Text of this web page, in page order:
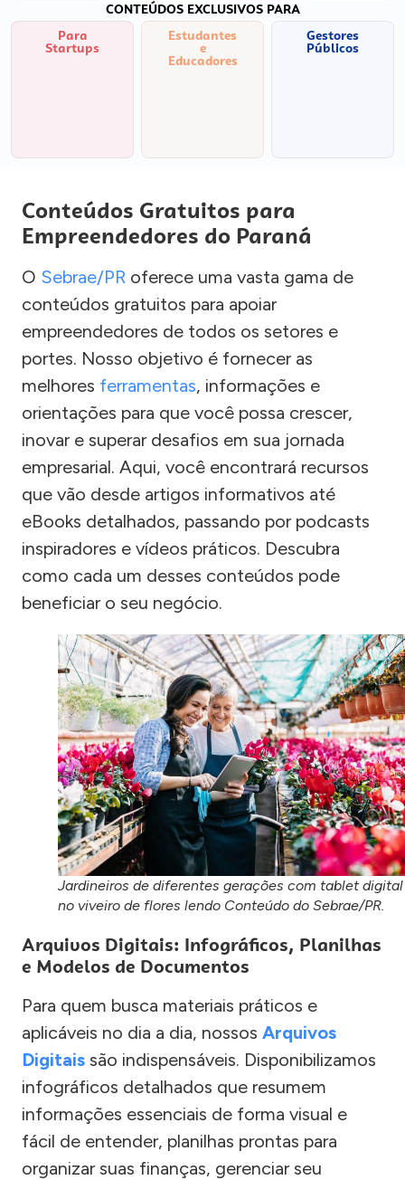
CONTEÚDOS EXCLUSIVOS PARA
Para
Startups
Estudantes
e
Educadores
Gestores
Públicos
Conteúdos Gratuitos para
Empreendedores do Paraná
O Sebrae/PR oferece uma vasta gama de
conteúdos gratuitos para apoiar
empreendedores de todos os setores e
portes. Nosso objetivo é fornecer as
melhores ferramentas, informações e
orientações para que você possa crescer,
inovar e superar desafios em sua jornada
empresarial. Aqui, você encontrará recursos
que vão desde artigos informativos até
eBooks detalhados, passando por podcasts
inspiradores e vídeos práticos. Descubra
como cada um desses conteúdos pode
beneficiar o seu negócio.
Jardineiros de diferentes gerações com tablet digital
no viveiro de flores lendo Conteúdo do Sebrae/PR.
Arquivos Digitais: Infográficos, Planilhas
e Modelos de Documentos
Para quem busca materiais práticos e
aplicáveis no dia a dia, nossos Arquivos
Digitais são indispensáveis. Disponibilizamos
infográficos detalhados que resumem
informações essenciais de forma visual e
fácil de entender, planilhas prontas para
organizar suas finanças, gerenciar seu